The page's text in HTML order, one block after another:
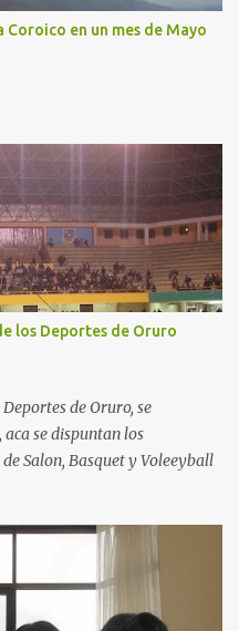
en un mes de Mayo
los Deportes de Oruro
de Oruro, se
se dispuntan los
Salon, Basquet y Voleeyball